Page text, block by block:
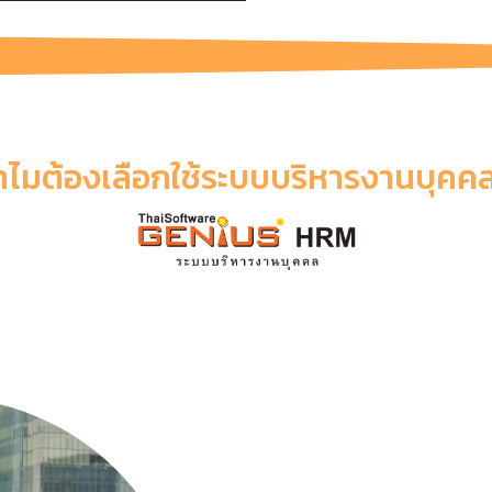
มต้องเลือกใช้ระบบบริหารงานบุคค